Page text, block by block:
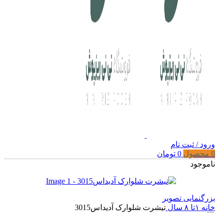
ورود / ثبت نام
0 محصول 0 تومان
ناموجود
بزرگنمایی تصویر
خانه ۱تا ۸ سال تیشرت شلوارک آدیداس3015